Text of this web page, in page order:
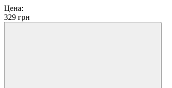
Цена:
329 грн